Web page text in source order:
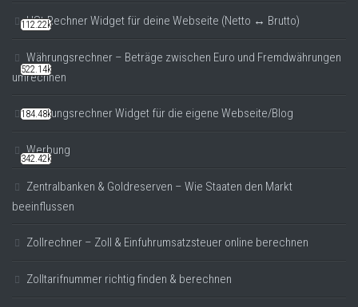
USt-Rechner Widget für deine Webseite (Netto ↔ Brutto)
Währungsrechner – Beträge zwischen Euro und Fremdwährungen
umrechnen
Währungsrechner Widget für die eigene Webseite/Blog
Werbung
Zentralbanken & Goldreserven – Wie Staaten den Markt
beeinflussen
Zollrechner – Zoll & Einfuhrumsatzsteuer online berechnen
Zolltarifnummer richtig finden & berechnen
112.22k
522.14k
184.48k
342.42k